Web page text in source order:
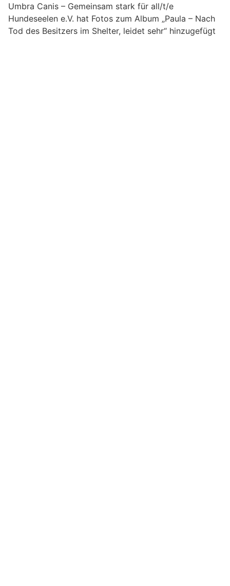
Umbra Canis – Gemeinsam stark für all/t/e
Hundeseelen e.V. hat Fotos zum Album „Paula – Nach
Tod des Besitzers im Shelter, leidet sehr“ hinzugefügt